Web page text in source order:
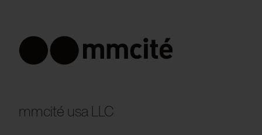
mmcité usa LLC